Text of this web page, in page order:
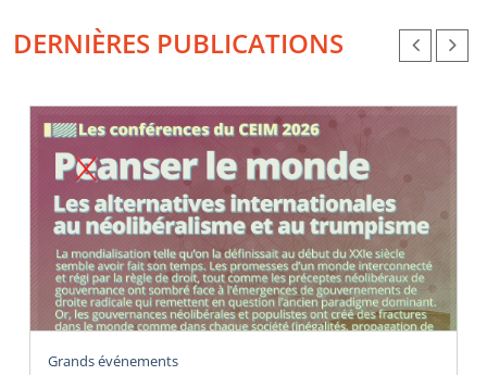
DERNIÈRES PUBLICATIONS
Grands événements